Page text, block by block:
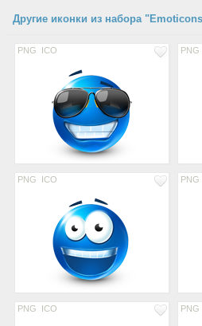
Другие иконки из набора
PNG ICO PNG
PNG ICO PNG
PNG ICO PNG